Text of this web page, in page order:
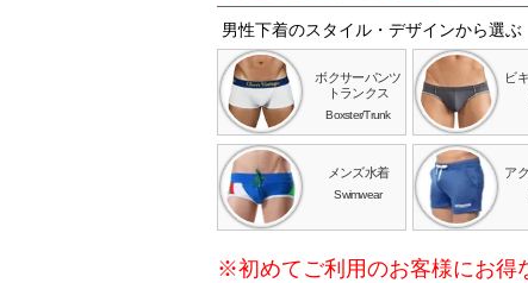
男性下着のスタイル・デザインから選ぶ
ボクサーパンツ
トランクス
Boxster/Trunk
ビ
メンズ水着
Swimwear
ア
※初めてご利用のお客様にお得